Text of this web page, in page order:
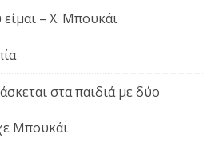
– Χ. Μπουκάι
στα παιδιά με δύο
Μπουκάι